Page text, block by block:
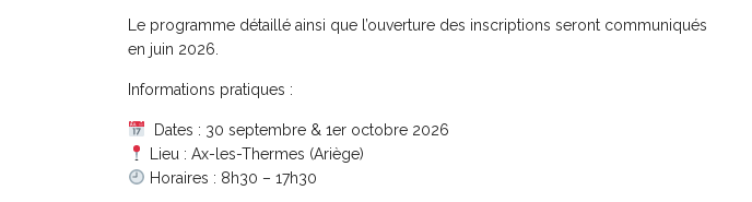
Le programme détaillé ainsi que l’ouverture des inscriptions seront communiqués
en juin 2026.
Informations pratiques :
Dates : 30 septembre & 1er octobre 2026
Lieu : Ax-les-Thermes (Ariège)
Horaires : 8h30 – 17h30